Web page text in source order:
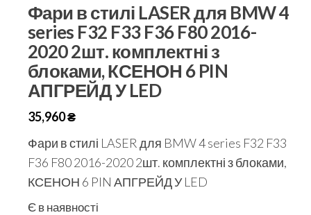
Фари в стилі LASER для BMW 4
series F32 F33 F36 F80 2016-
2020 2шт. комплектні з
блоками, КСЕНОН 6 PIN
АПГРЕЙД У LED
35,960₴
Фари в стилі LASER для BMW 4 series F32 F33
F36 F80 2016-2020 2шт. комплектні з блоками,
КСЕНОН 6 PIN АПГРЕЙД У LED
Є в наявності